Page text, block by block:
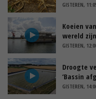
GISTEREN,
Koeien
wereld
GISTEREN,
Droogte
‘Bassin
GISTEREN,